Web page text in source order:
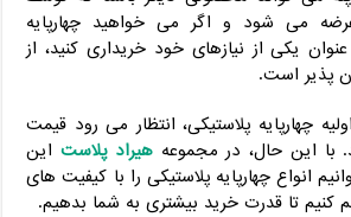
می شود و اگر می خواهید چهارپایه
یکی از نیازهای خود خریداری کنید، از
پذیر است.
چهارپایه پلاستیکی، انتظار می رود قیمت
با این حال، در مجموعههیراد پلاستاین
انواع چهارپایه پلاستیکی را با کیفیت های
کنیم تا قدرت خرید بیشتری به شما بدهیم.